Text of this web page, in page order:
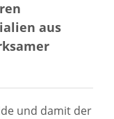
aus
und damit der